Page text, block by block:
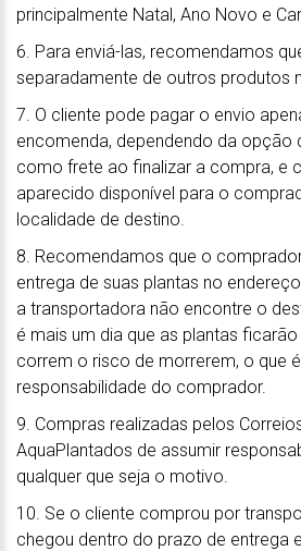
principalmente Natal, Ano Novo e
6. Para enviá-las, recomendamos
separadamente de outros produtos
7. O cliente pode pagar o envio
encomenda, dependendo da opção
como frete ao finalizar a compra, e
aparecido disponível para o
localidade de destino.
8. Recomendamos que o
entrega de suas plantas no
a transportadora não encontre o
é mais um dia que as plantas
correm o risco de morrerem, o que
responsabilidade do comprador.
9. Compras realizadas pelos
AquaPlantados de assumir
qualquer que seja o motivo.
10. Se o cliente comprou por
chegou dentro do prazo de entrega